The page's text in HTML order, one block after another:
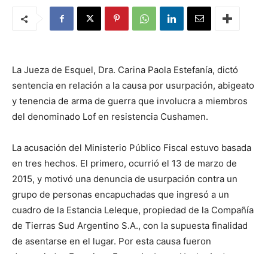
La Jueza de Esquel, Dra. Carina Paola Estefanía, dictó
sentencia en relación a la causa por usurpación, abigeato
y tenencia de arma de guerra que involucra a miembros
del denominado Lof en resistencia Cushamen.
La acusación del Ministerio Público Fiscal estuvo basada
en tres hechos. El primero, ocurrió el 13 de marzo de
2015, y motivó una denuncia de usurpación contra un
grupo de personas encapuchadas que ingresó a un
cuadro de la Estancia Leleque, propiedad de la Compañía
de Tierras Sud Argentino S.A., con la supuesta finalidad
de asentarse en el lugar. Por esta causa fueron